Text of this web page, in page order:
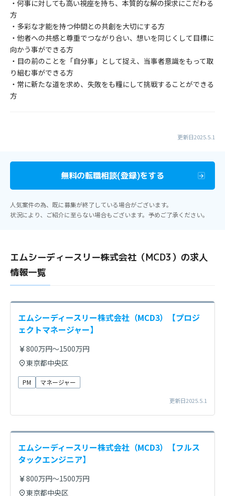
・何事に対しても高い視座を持ち、本質的な解の探求にこだわる
方
・多彩な才能を持つ仲間との共創を大切にする方
・他者への共感と尊重でつながり合い、想いを同じくして目標に
向かう事ができる方
・目の前のことを「自分事」として捉え、当事者意識をもって取
り組む事ができる方
・常に新たな道を求め、失敗をも糧にして挑戦することができる
方
更新日2025.5.1
無料の転職相談(登録)をする
人気案件の為、既に募集が終了している場合がございます。
状況により、ご紹介に至らない場合もございます。予めご了承ください。
エムシーディースリー株式会社（MCD3）の求人
情報一覧
エムシーディースリー株式会社（MCD3）【プロジ
ェクトマネージャー】
800万円～1500万円
東京都中央区
PM マネージャー
更新日2025.5.1
エムシーディースリー株式会社（MCD3）【フルス
タックエンジニア】
800万円～1500万円
東京都中央区